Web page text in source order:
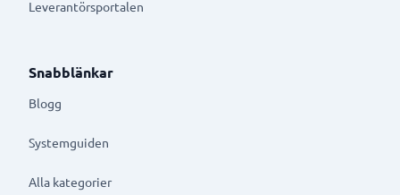
Leverantörsportalen
Snabblänkar
Blogg
Systemguiden
Alla kategorier